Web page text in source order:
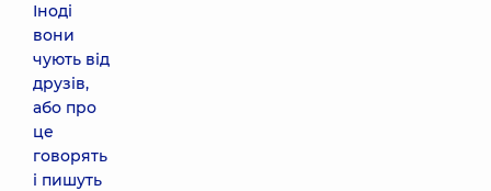
Іноді
вони
чують від
друзів,
або про
це
говорять
і пишуть